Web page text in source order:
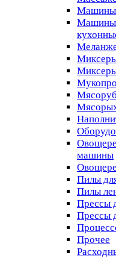
Машины
Машины
машины
Пилы
Пилы
Прессы
Прессы
Прочее